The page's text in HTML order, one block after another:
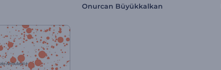
Onurcan Büyükkalkan